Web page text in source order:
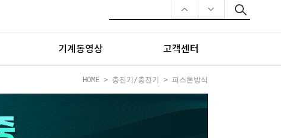
기계동영상 고객센터
HOME > 충진기/충전기 > 피스톤방식